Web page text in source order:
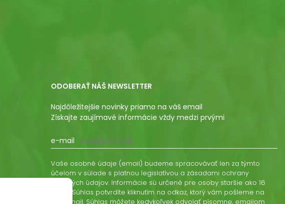
ODOBERAŤ NÁŠ NEWSLETTER
Najdôležitejšie novinky priamo na váš email
Získajte zaujímavé informácie vždy medzi prvými
e-mail
Vaše osobné údaje (email) budeme spracovávať len za týmto
účelom v súlade s platnou legislatívou a zásadami ochrany
osobných údajov. Informácie sú určené pre osoby staršie ako 16
rokov. Súhlas potvrdíte kliknutím na odkaz, ktorý vám pošleme na
váš email. Súhlas môžete kedykoľvek odvolať písomne, emailom